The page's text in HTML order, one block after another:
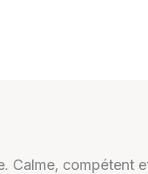
Calme, compétent